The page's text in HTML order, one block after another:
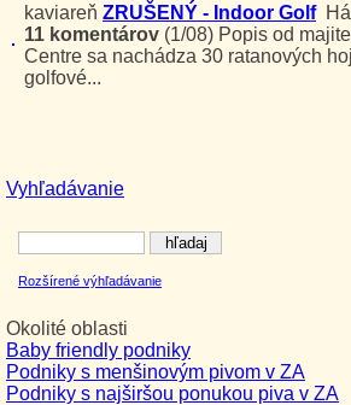
Vyhľadávanie
Rozšírené výhľadávanie
Okolité oblasti
Baby friendly podniky
Podniky s menšinovým pivom v ZA
Podniky s najširšou ponukou piva v ZA
kaviareň ZRUŠENÝ - Indoor Golf
11 komentárov (1/08) Popis od
Centre sa nachádza 30 ratanových
golfové...